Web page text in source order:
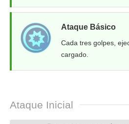
Ataque Básico
Cada tres golpes,
cargado.
Ataque Inicial